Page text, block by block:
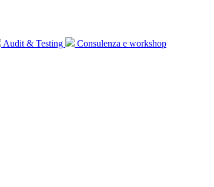
Audit & Testing
Consulenza e workshop